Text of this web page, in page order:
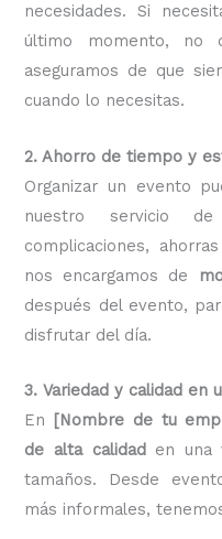
necesidades. Si
último momento, no
aseguramos de que
cuando lo necesitas.
2. Ahorro de tiempo y
Organizar un evento
nuestro servicio
complicaciones,
nos encargamos de
después del evento,
disfrutar del día.
3. Variedad y calidad en
En [Nombre de tu
de alta calidaden una
tamaños. Desde
más informales,